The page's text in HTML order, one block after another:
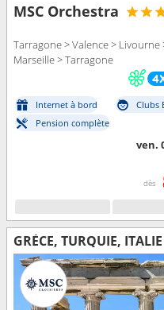
MSC Orchestra
Tarragone > Valence > Livourne
Marseille > Tarragone
Internet à bord Clubs
Pension complète
ven.
dès
GRÈCE, TURQUIE, ITALIE